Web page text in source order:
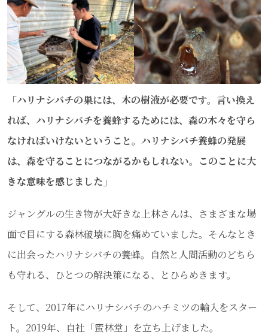
「ハリナシバチの巣には、木の樹液が必要です。言い換え
れば、ハリナシバチを養蜂するためには、森の木々を守ら
なければいけないということ。ハリナシバチ養蜂の発展
は、森を守ることにつながるかもしれない。このことに大
きな意味を感じました」
ジャングルの生き物が大好きな上林さんは、さまざまな場
面で目にする森林破壊に胸を痛めていました。そんなとき
に出会ったハリナシバチの養蜂。自然と人間活動のどちら
も守れる、ひとつの解決策になる、とひらめきます。
そして、2017年にハリナシバチのハチミツの輸入をスター
ト。2019年、自社「蜜林堂」を立ち上げました。